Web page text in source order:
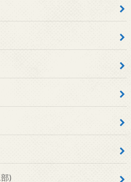
)
)
)
)
)